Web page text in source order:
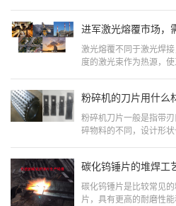
激光熔覆不同于激光焊
度的激光束作为热源，
粉碎机的刀片用什么
粉碎机刀片一般是指带
碎物料的不同，设计形
碳化钨锤片是比较常见
片，具有更高的耐磨性